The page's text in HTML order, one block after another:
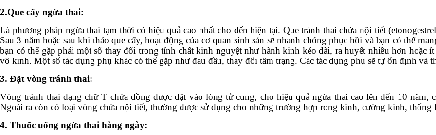
2.Que cấy ngừa thai:
Là phương pháp ngừa thai tạm thời có hiệu quả cao nhất cho đến hiện tại. Que tránh thai chứa nội tiết
Sau 3 năm hoặc sau khi tháo que cấy, hoạt động của cơ quan sinh sản sẽ nhanh chóng phục hồi và bạn có thể
bạn có thể gặp phải một số thay đổi trong tính chất kinh nguyệt như hành kinh kéo dài, ra huyết nhiều hơn
vô kinh. Một số tác dụng phụ khác có thể gặp như đau đầu, thay đổi tâm trạng. Các tác dụng phụ sẽ tự ổn định và
3. Đặt vòng tránh thai:
Vòng tránh thai dạng chữ T chứa đồng được đặt vào lòng tử cung, cho hiệu quả ngừa thai cao lên đến 10 năm,
Ngoài ra còn có loại vòng chứa nội tiết, thường được sử dụng cho những trường hợp rong kinh, cường kinh, thống
4. Thuốc uống ngừa thai hàng ngày: